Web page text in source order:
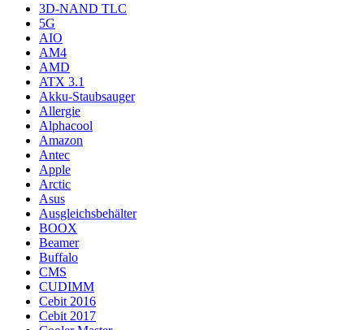
3D-NAND TLC
5G
AIO
AM4
AMD
ATX 3.1
Akku-Staubsauger
Allergie
Alphacool
Amazon
Antec
Apple
Arctic
Asus
Ausgleichsbehälter
BOOX
Beamer
Buffalo
CMS
CUDIMM
Cebit 2016
Cebit 2017